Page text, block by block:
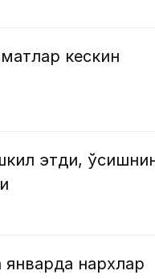
кескин
этди,
январда нархлар